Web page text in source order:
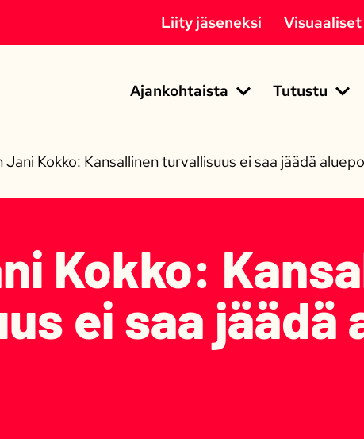
Ajankohtaista
Tutustu
Liity jäseneksi
Jani Kokko: Kansallinen turvallisuus ei saa jäädä
Kokko:
ei saa jäädä